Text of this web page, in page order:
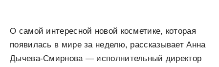
О самой интересной новой косметике, которая
появилась в мире за неделю, рассказывает Анна
Дычева-Смирнова — исполнительный директор